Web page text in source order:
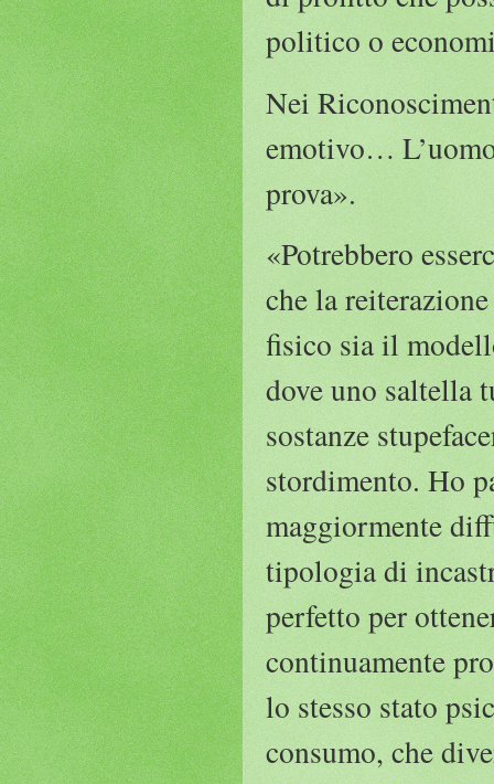
politico o
Nei
emotivo…
prova».
«Potrebbero
che la
fisico sia il
dove uno saltella
sostanze
stordimento. Ho
maggiormente
tipologia di
perfetto per
continuamente
lo stesso stato
consumo, che